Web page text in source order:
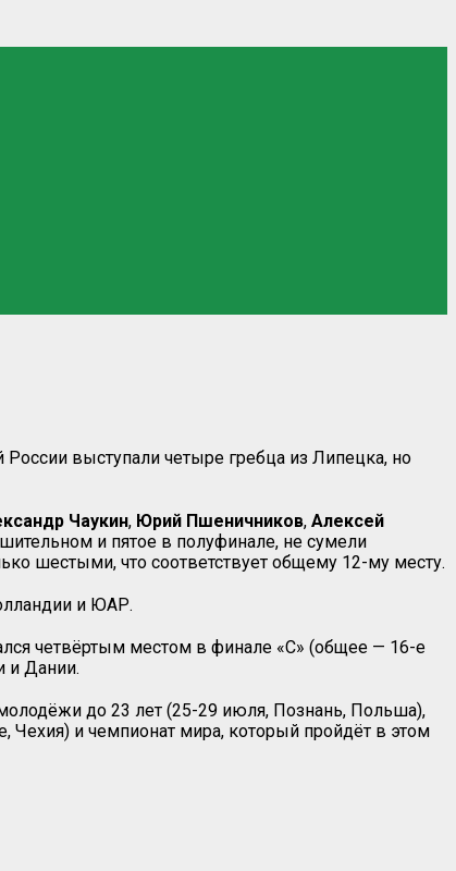
выступали четыре гребца из Липецка, но
Чаукин, Юрий Пшеничников, Алексей
и пятое в полуфинале, не сумели
шестыми, что соответствует общему 12-му месту.
и ЮАР.
четвёртым местом в финале «C» (общее — 16-е
и Дании.
до 23 лет (25-29 июля, Познань, Польша),
Чехия) и чемпионат мира, который пройдёт в этом